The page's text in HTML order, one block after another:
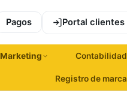
Pagos Portal clientes
Marketing Contabilidad
Registro de marca